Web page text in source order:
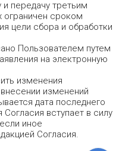
и передачу третьим
ограничен сроком
цели сбора и обработки
Пользователем путем
на электронную
изменения
изменений
дата последнего
вступает в силу
иное
Согласия.